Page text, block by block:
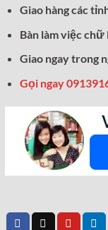
Giao hàng các
Bàn làm việc chữ
Giao ngay trong
Gọi ngay